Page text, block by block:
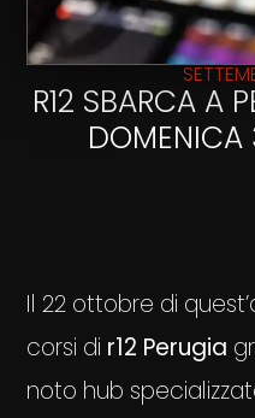
R12 SBARCA A
DOMENICA
Il 22 ottobre di
corsi di r12 Perugia
noto hub